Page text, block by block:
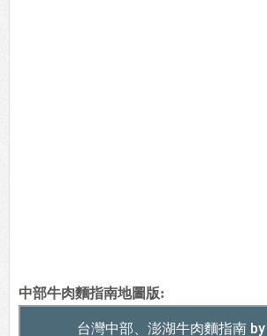
中部牛肉麵指南地圖版: